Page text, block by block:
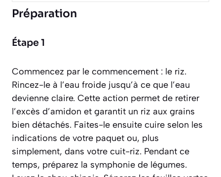
Préparation
Étape 1
Commencez par le commencement : le riz.
Rincez-le à l’eau froide jusqu’à ce que l’eau
devienne claire. Cette action permet de retirer
l’excès d’amidon et garantit un riz aux grains
bien détachés. Faites-le ensuite cuire selon les
indications de votre paquet ou, plus
simplement, dans votre cuit-riz. Pendant ce
temps, préparez la symphonie de légumes.